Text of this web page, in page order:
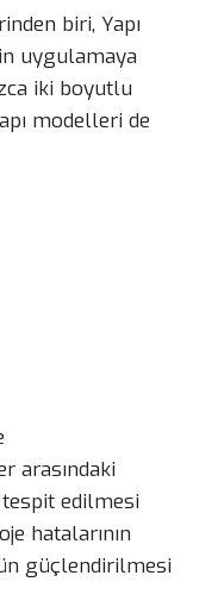
biri, Yapı
uygulamaya
iki boyutlu
modelleri de
arasındaki
edilmesi
hatalarının
güçlendirilmesi